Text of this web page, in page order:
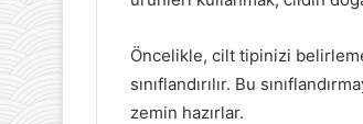
Öncelikle, cilt tipinizi
sınıflandırılır. Bu
zemin hazırlar.